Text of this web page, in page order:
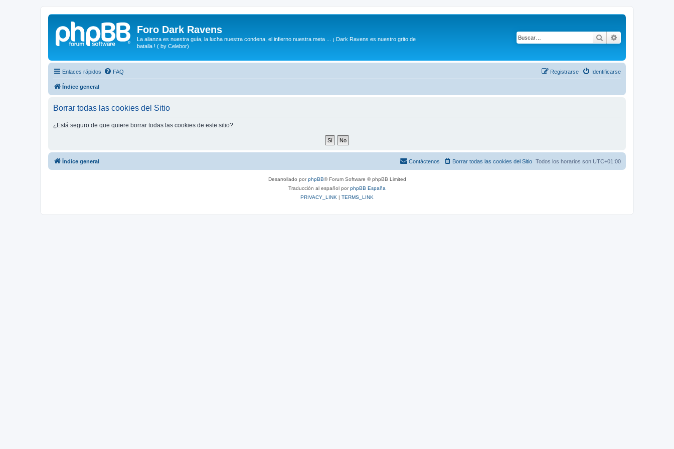
Foro Dark Ravens
La alianza es nuestra guía, la lucha nuestra condena, el infierno nuestra meta ... ¡ Dark Ravens es nuestro grito de
batalla ! ( by Celebor)
Buscar
Enlaces rápidos FAQ Identificarse
Registrarse
Índice general
Borrar todas las cookies del Sitio
¿Está seguro de que quiere borrar todas las cookies de este sitio?
Índice general Todos los horarios son UTC+01:00
Borrar todas las cookies del Sitio
Contáctenos
Desarrollado porphpBB® Forum Software © phpBB Limited
Traducción al español porphpBB España
PRIVACY_LINK | TERMS_LINK